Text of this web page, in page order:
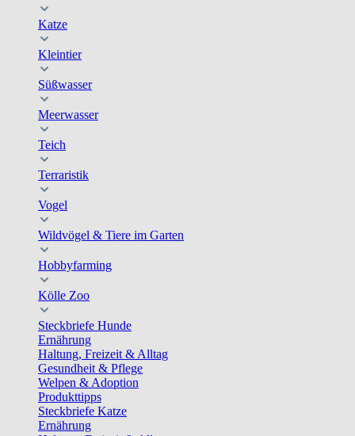
Katze
Kleintier
Süßwasser
Meerwasser
Teich
Terraristik
Vogel
Wildvögel & Tiere im Garten
Hobbyfarming
Kölle Zoo
Steckbriefe Hunde
Ernährung
Haltung, Freizeit & Alltag
Gesundheit & Pflege
Welpen & Adoption
Produkttipps
Steckbriefe Katze
Ernährung